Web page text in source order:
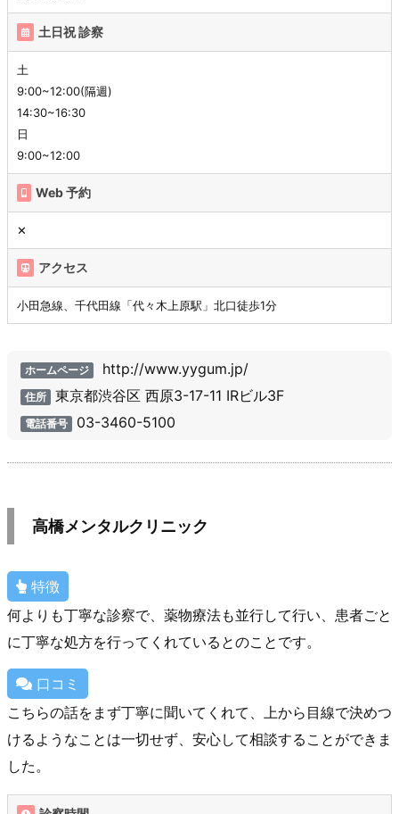
土日祝 診察
土
9:00~12:00(隔週)
14:30~16:30
日
9:00~12:00
Web 予約
✕
アクセス
小田急線、千代田線「代々木上原駅」北口徒歩1分
ホームページ http://www.yygum.jp/
住所 東京都渋谷区 西原3-17-11 IRビル3F
電話番号 03-3460-5100
高橋メンタルクリニック
特徴
何よりも丁寧な診察で、薬物療法も並行して行い、患者ごと
に丁寧な処方を行ってくれているとのことです。
口コミ
こちらの話をまず丁寧に聞いてくれて、上から目線で決めつ
けるようなことは一切せず、安心して相談することができま
した。